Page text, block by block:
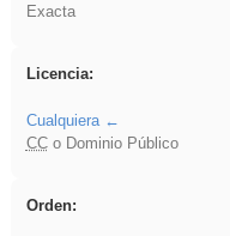
Exacta
Licencia:
Cualquiera
CCo Dominio Público
Orden: